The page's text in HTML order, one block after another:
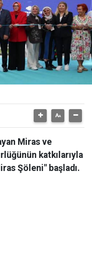
Miras ve
katkılarıyla
Şöleni" başladı.